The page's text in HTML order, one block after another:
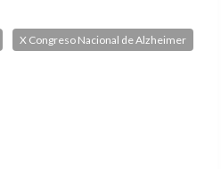
X Congreso Nacional de Alzheimer